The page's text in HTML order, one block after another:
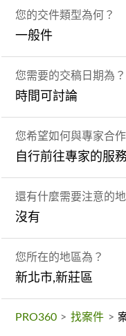
您的交件類型為何？
一般件
您需要的交稿日期為？
時間可討論
您希望如何與專家合
自行前往專家的服
還有什麼需要注意的
沒有
您所在的地區為？
新北市,新莊區
PRO360 > 找案件 >